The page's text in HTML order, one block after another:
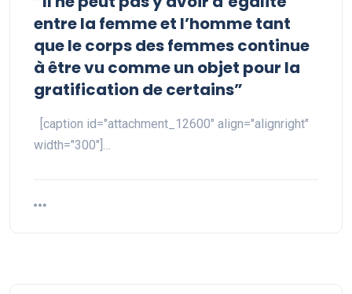
entre la femme et l’homme tant
que le corps des femmes continue
à être vu comme un objet pour la
gratification de certains”
[caption id="attachment_12600" align="alignright"
width="300"]…